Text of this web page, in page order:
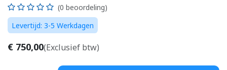
(0 beoordeling)
Levertijd: 3-5 Werkdagen
€ 750,00(Exclusief btw)